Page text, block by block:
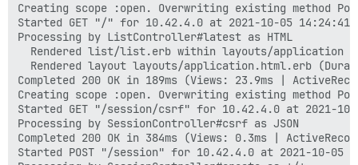
Creating scope :open. Overwriting existing method
Started GET "/" for 10.42.4.0 at 2021-10-05 14:24:41
Processing by ListController#latest as HTML
Rendered list/list.erb within layouts/application
Rendered layout layouts/application.html.erb
Completed 200 OK in 189ms (Views: 23.9ms |
Creating scope :open. Overwriting existing method
Started GET "/session/csrf" for 10.42.4.0 at 2021-10-
Processing by SessionController#csrf as JSON
Completed 200 OK in 384ms (Views: 0.3ms |
Started POST "/session" for 10.42.4.0 at 2021-10-05